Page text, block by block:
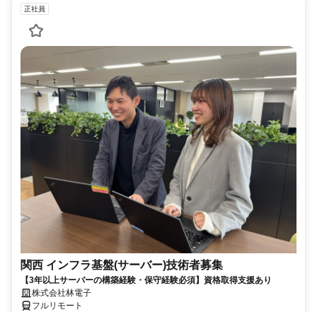
正社員
関西 インフラ基盤(サーバー)技術者募集
【3年以上サーバーの構築経験・保守経験必須】資格取得支援あり
株式会社林電子
フルリモート